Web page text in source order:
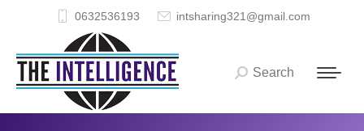
0632536193 intsharing321@gmail.com
Search:
Search